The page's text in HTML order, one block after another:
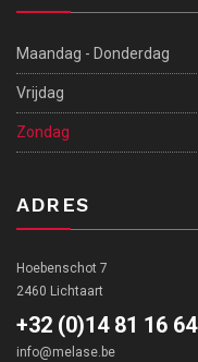
Maandag - Donderdag
Vrijdag
Zondag
ADRES
Hoebenschot 7
2460 Lichtaart
+32 (0)14 81 16 64
info@melase.be